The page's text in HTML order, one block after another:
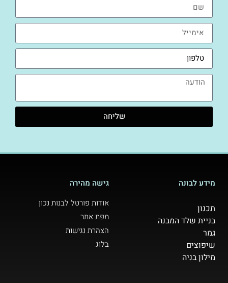
שליחה
מידע לבונה
תכנון
בניית שלד המבנה
גמר
שיפוצים
מילון בניה
גישה מהירה
אודות פורטל לבנות נכון
מפת אתר
הצהרת נגישות
בלוג